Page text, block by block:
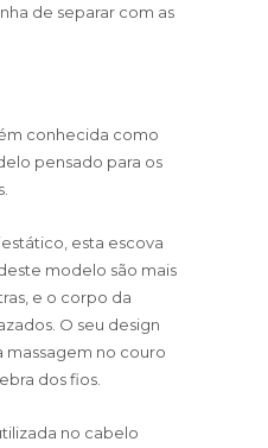
de separar com as
conhecida como
pensado para os
esta escova
modelo são mais
e o corpo da
O seu design
no couro
dos fios.
no cabelo